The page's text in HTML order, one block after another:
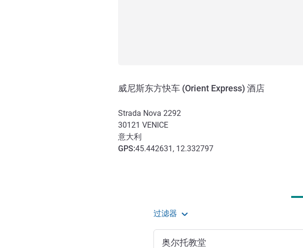
威尼斯东方快车 (Orient Express) 酒店
Strada Nova 2292
30121 VENICE
意大利
GPS:45.442631, 12.332797
过滤器
奥尔托教堂